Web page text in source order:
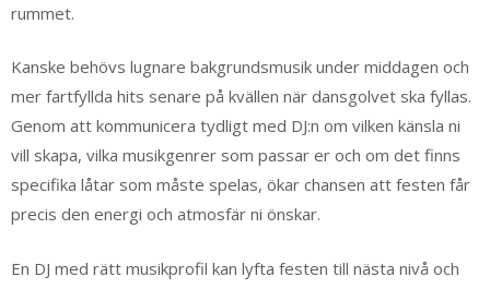
rummet.
Kanske behövs lugnare bakgrundsmusik under middagen och
mer fartfyllda hits senare på kvällen när dansgolvet ska fyllas.
Genom att kommunicera tydligt med DJ:n om vilken känsla ni
vill skapa, vilka musikgenrer som passar er och om det finns
specifika låtar som måste spelas, ökar chansen att festen får
precis den energi och atmosfär ni önskar.
En DJ med rätt musikprofil kan lyfta festen till nästa nivå och